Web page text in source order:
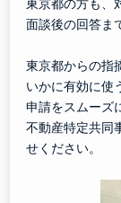
東京都の方も、
面談後の回答ま
東京都からの指
いかに有効に使
申請をスムーズ
不動産特定共同
せください。